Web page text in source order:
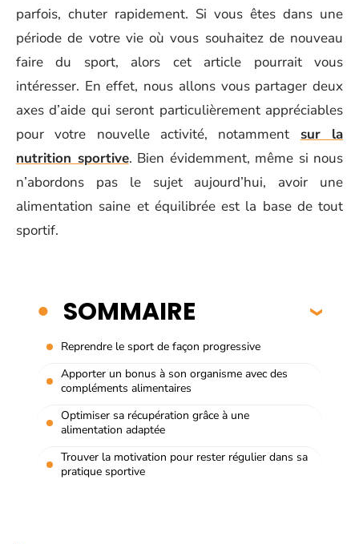
parfois, chuter rapidement. Si vous êtes dans une
période de votre vie où vous souhaitez de nouveau
faire du sport, alors cet article pourrait vous
intéresser. En effet, nous allons vous partager deux
axes d’aide qui seront particulièrement appréciables
pour votre nouvelle activité, notamment sur la
nutrition sportive. Bien évidemment, même si nous
n’abordons pas le sujet aujourd’hui, avoir une
alimentation saine et équilibrée est la base de tout
sportif.
SOMMAIRE
Reprendre le sport de façon progressive
Apporter un bonus à son organisme avec des
compléments alimentaires
Optimiser sa récupération grâce à une
alimentation adaptée
Trouver la motivation pour rester régulier dans sa
pratique sportive